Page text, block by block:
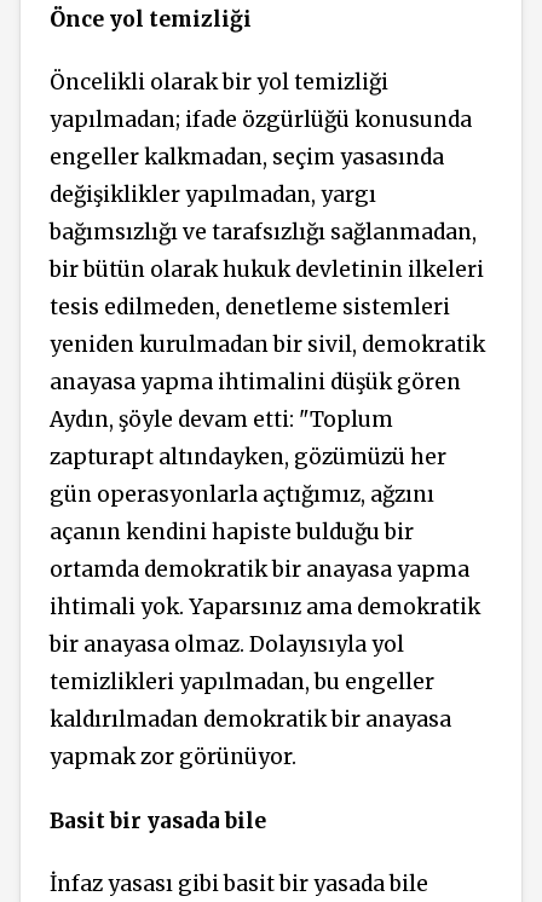
Önce yol temizliği
Öncelikli olarak bir yol temizliği
yapılmadan; ifade özgürlüğü konusunda
engeller kalkmadan, seçim yasasında
değişiklikler yapılmadan, yargı
bağımsızlığı ve tarafsızlığı sağlanmadan,
bir bütün olarak hukuk devletinin ilkeleri
tesis edilmeden, denetleme sistemleri
yeniden kurulmadan bir sivil, demokratik
anayasa yapma ihtimalini düşük gören
Aydın, şöyle devam etti: "Toplum
zapturapt altındayken, gözümüzü her
gün operasyonlarla açtığımız, ağzını
açanın kendini hapiste bulduğu bir
ortamda demokratik bir anayasa yapma
ihtimali yok. Yaparsınız ama demokratik
bir anayasa olmaz. Dolayısıyla yol
temizlikleri yapılmadan, bu engeller
kaldırılmadan demokratik bir anayasa
yapmak zor görünüyor.
Basit bir yasada bile
İnfaz yasası gibi basit bir yasada bile